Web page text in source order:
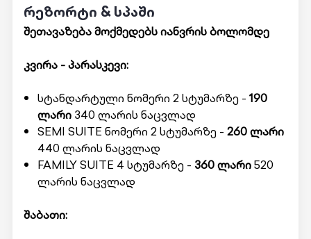
რეზორტი & სპაში
შეთავაზება მოქმედებს იანვრის ბოლომდე
კვირა - პარასკევი:
სტანდარტული ნომერი 2 სტუმარზე - 190
ლარი340 ლარის ნაცვლად
SEMI SUITE ნომერი 2 სტუმარზე - 260 ლარი
440 ლარის ნაცვლად
FAMILY SUITE 4 სტუმარზე - 360 ლარი520
ლარის ნაცვლად
შაბათი: